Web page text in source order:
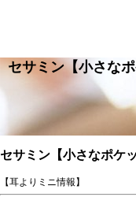
セサミン【小さな
セサミン【小さなポケ
【耳よりミニ情報】